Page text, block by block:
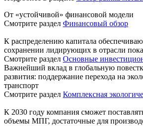
От «устойчивой» финансовой модели
Смотрите раздел Финансовый обзор
К распределению капитала
сохранении лидирующих в отрасли
Смотрите раздел Основные
Важнейший вклад в глобальную
развития: поддержание перехода на
транспорт
Смотрите раздел Комплексная
К 2030 году компания сможет
объемы МПГ, достаточные для